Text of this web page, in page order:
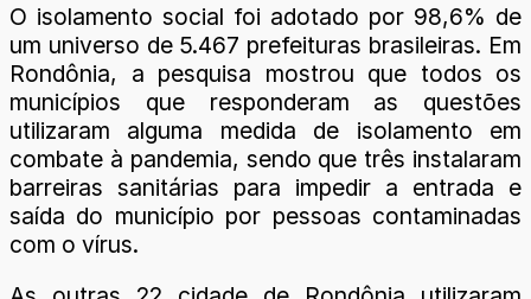
O isolamento social foi adotado por 98,6% de
um universo de 5.467 prefeituras brasileiras. Em
Rondônia, a pesquisa mostrou que todos os
municípios que responderam as questões
utilizaram alguma medida de isolamento em
combate à pandemia, sendo que três instalaram
barreiras sanitárias para impedir a entrada e
saída do município por pessoas contaminadas
com o vírus.